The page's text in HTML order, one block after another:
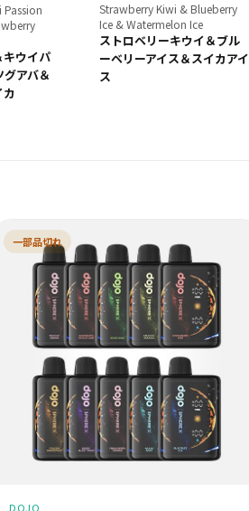
Passion
キウイパ
アバ＆
Strawberry Kiwi & Blueberry
Ice & Watermelon Ice
ストロベリーキウイ＆ブル
ーベリーアイス＆スイカアイ
ス
一部品切れ
DOJO